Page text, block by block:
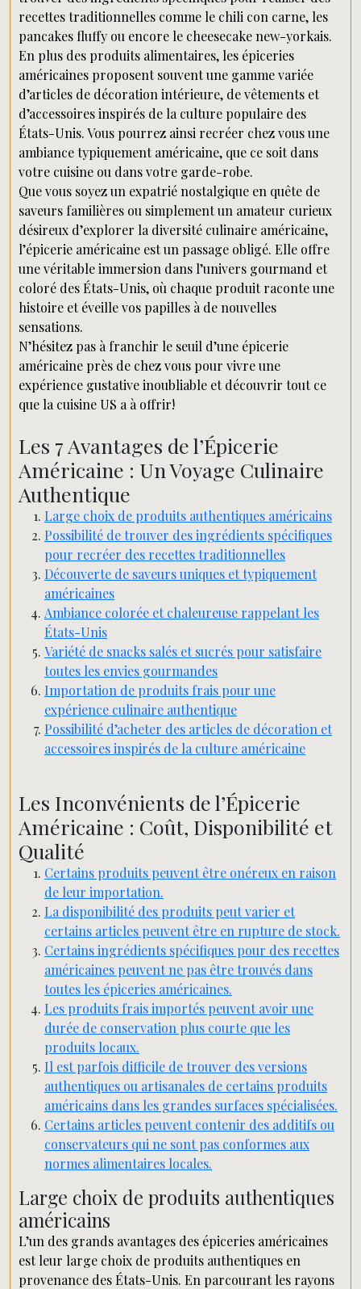
recettes traditionnelles comme le chili con carne, les
pancakes fluffy ou encore le cheesecake new-yorkais.
En plus des produits alimentaires, les épiceries
américaines proposent souvent une gamme variée
d’articles de décoration intérieure, de vêtements et
d’accessoires inspirés de la culture populaire des
États-Unis. Vous pourrez ainsi recréer chez vous une
ambiance typiquement américaine, que ce soit dans
votre cuisine ou dans votre garde-robe.
Que vous soyez un expatrié nostalgique en quête de
saveurs familières ou simplement un amateur curieux
désireux d’explorer la diversité culinaire américaine,
l’épicerie américaine est un passage obligé. Elle offre
une véritable immersion dans l’univers gourmand et
coloré des États-Unis, où chaque produit raconte une
histoire et éveille vos papilles à de nouvelles
sensations.
N’hésitez pas à franchir le seuil d’une épicerie
américaine près de chez vous pour vivre une
expérience gustative inoubliable et découvrir tout ce
que la cuisine US a à offrir!
Les 7 Avantages de l’Épicerie
Américaine : Un Voyage Culinaire
Authentique
Large choix de produits authentiques américains
Possibilité de trouver des ingrédients spécifiques
pour recréer des recettes traditionnelles
Découverte de saveurs uniques et typiquement
américaines
Ambiance colorée et chaleureuse rappelant les
États-Unis
Variété de snacks salés et sucrés pour satisfaire
toutes les envies gourmandes
Importation de produits frais pour une
expérience culinaire authentique
Possibilité d’acheter des articles de décoration et
accessoires inspirés de la culture américaine
Les Inconvénients de l’Épicerie
Américaine : Coût, Disponibilité et
Qualité
Certains produits peuvent être onéreux en raison
de leur importation.
La disponibilité des produits peut varier et
certains articles peuvent être en rupture de stock.
Certains ingrédients spécifiques pour des recettes
américaines peuvent ne pas être trouvés dans
toutes les épiceries américaines.
Les produits frais importés peuvent avoir une
durée de conservation plus courte que les
produits locaux.
Il est parfois difficile de trouver des versions
authentiques ou artisanales de certains produits
américains dans les grandes surfaces spécialisées.
Certains articles peuvent contenir des additifs ou
conservateurs qui ne sont pas conformes aux
normes alimentaires locales.
Large choix de produits authentiques
américains
L’un des grands avantages des épiceries américaines
est leur large choix de produits authentiques en
provenance des États-Unis. En parcourant les rayons